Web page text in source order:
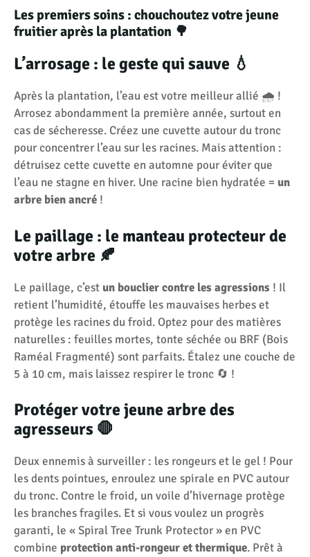
Les premiers soins : chouchoutez votre jeune
fruitier après la plantation 🌳
L’arrosage : le geste qui sauve 💧
Après la plantation, l’eau est votre meilleur allié 🌧️ !
Arrosez abondamment la première année, surtout en
cas de sécheresse. Créez une cuvette autour du tronc
pour concentrer l’eau sur les racines. Mais attention :
détruisez cette cuvette en automne pour éviter que
l’eau ne stagne en hiver. Une racine bien hydratée =un
arbre bien ancré !
Le paillage : le manteau protecteur de
votre arbre 🍂
Le paillage, c’estun bouclier contre les agressions ! Il
retient l’humidité, étouffe les mauvaises herbes et
protège les racines du froid. Optez pour des matières
naturelles : feuilles mortes, tonte séchée ou BRF (Bois
Raméal Fragmenté) sont parfaits. Étalez une couche de
5 à 10 cm, mais laissez respirer le tronc 🔄 !
Protéger votre jeune arbre des
agresseurs 🛑
Deux ennemis à surveiller : les rongeurs et le gel ! Pour
les dents pointues, enroulez une spirale en PVC autour
du tronc. Contre le froid, un voile d’hivernage protège
les branches fragiles. Et si vous voulez un progrès
garanti, le « Spiral Tree Trunk Protector » en PVC
combine protection anti-rongeur et thermique. Prêt à